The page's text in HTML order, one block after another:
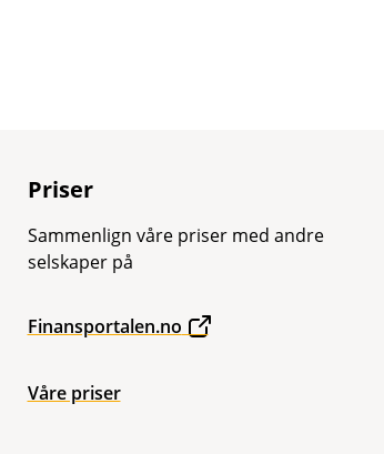
Priser
Sammenlign våre priser med andre
selskaper på
Finansportalen.no
Våre priser